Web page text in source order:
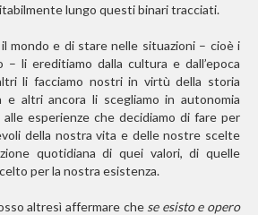
lungo questi binari tracciati.
mondo e di stare nelle situazioni – cioè i
– li ereditiamo dalla cultura e dall’epoca
li facciamo nostri in virtù della storia
e altri ancora li scegliamo in autonomia
esperienze che decidiamo di fare per
della nostra vita e delle nostre scelte
quotidiana di quei valori, di quelle
per la nostra esistenza.
altresì affermare che se esisto e opero